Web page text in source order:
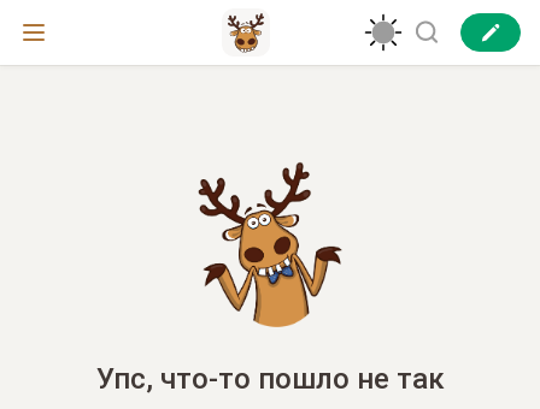
Упс, что-то пошло не так